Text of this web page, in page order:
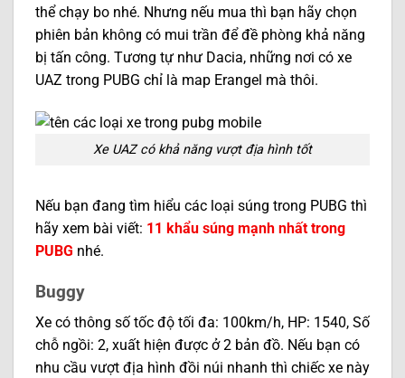
thể chạy bo nhé. Nhưng nếu mua thì bạn hãy chọn
phiên bản không có mui trần để đề phòng khả năng
bị tấn công. Tương tự như Dacia, những nơi có xe
UAZ trong PUBG chỉ là map Erangel mà thôi.
Xe UAZ có khả năng vượt địa hình tốt
Nếu bạn đang tìm hiểu các loại súng trong PUBG thì
hãy xem bài viết: 11 khẩu súng mạnh nhất trong
PUBG nhé.
Buggy
Xe có thông số tốc độ tối đa: 100km/h, HP: 1540, Số
chỗ ngồi: 2, xuất hiện được ở 2 bản đồ. Nếu bạn có
nhu cầu vượt địa hình đồi núi nhanh thì chiếc xe này